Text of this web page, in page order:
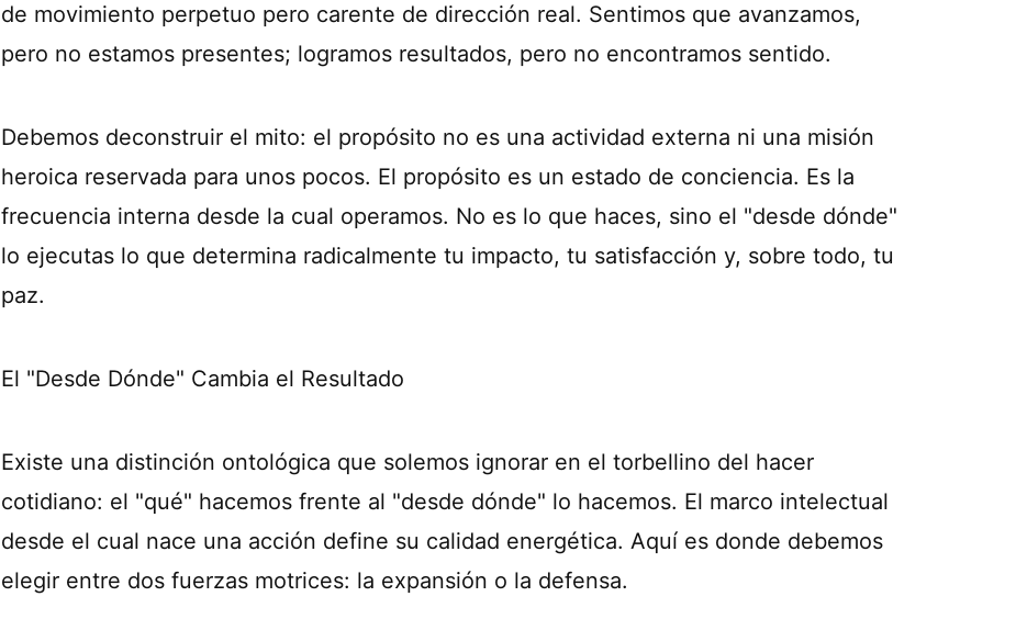
de movimiento perpetuo pero carente de dirección real. Sentimos que avanzamos,
pero no estamos presentes; logramos resultados, pero no encontramos sentido.
Debemos deconstruir el mito: el propósito no es una actividad externa ni una misión
heroica reservada para unos pocos. El propósito es un estado de conciencia. Es la
frecuencia interna desde la cual operamos. No es lo que haces, sino el "desde dónde"
lo ejecutas lo que determina radicalmente tu impacto, tu satisfacción y, sobre todo, tu
paz.
El "Desde Dónde" Cambia el Resultado
Existe una distinción ontológica que solemos ignorar en el torbellino del hacer
cotidiano: el "qué" hacemos frente al "desde dónde" lo hacemos. El marco intelectual
desde el cual nace una acción define su calidad energética. Aquí es donde debemos
elegir entre dos fuerzas motrices: la expansión o la defensa.